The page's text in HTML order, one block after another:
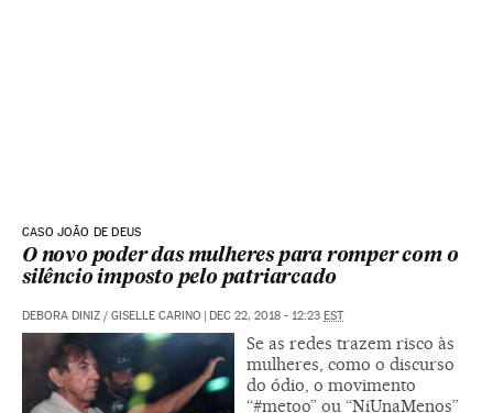
CASO JOÃO DE DEUS
O novo poder das mulheres para romper com o
silêncio imposto pelo patriarcado
DEBORA DINIZ / GISELLE CARINO DEC 22, 2018 - 12:23 EST
Se as redes trazem risco às
mulheres, como o discurso
do ódio, o movimento
“#metoo” ou “NiUnaMenos”